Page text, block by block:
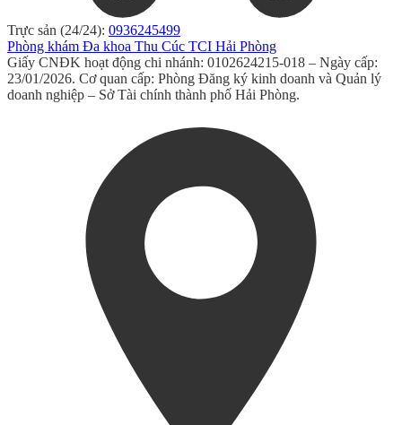
Trực sản (24/24): 0936245499
Phòng khám Đa khoa Thu Cúc TCI Hải Phòng
Giấy CNĐK hoạt động chi nhánh: 0102624215-018 – Ngày cấp:
23/01/2026. Cơ quan cấp: Phòng Đăng ký kinh doanh và Quản lý
doanh nghiệp – Sở Tài chính thành phố Hải Phòng.